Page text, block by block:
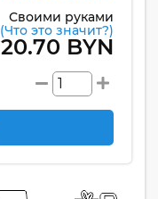
Своими руками
(Что это значит?)
20.70 BYN